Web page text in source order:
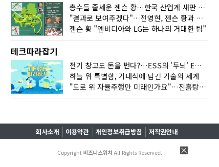
총수들 줄세운 젠슨 황…한국 산업계 새판 짰다
"결과로 보여주겠다"…전영현, 젠슨 황과 HBM5 논의
젠슨 황 "엔비디아와 LG는 하나의 거대한 팀"
테크따라잡기
전기 창고도 돈을 번다?…ESS의 '두뇌' EMO가 뭐길래
하늘 위 특별함, 기내식에 담긴 기술의 세계
"도로 위 자율주행만 미래인가요"…진흙탕서 길 내는 HD현대 AI 기술
회사소개 이용약관 개인정보취급방침 저작권안내
Copyright 비즈니스워치 All Rights Reserved.